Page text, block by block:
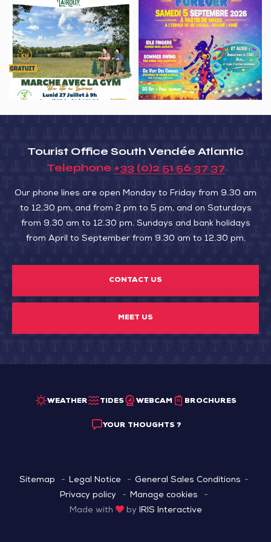
Un
été
à
Lairoux
–
Marche
Soirée,
Magnilais
Forever
Tourist Office South Vendée Atlantic
Telephone +33 (0)2 51 56 37 37
Our phone lines are open Monday to Friday from 9.30 am
to 12.30 pm, and from 2 pm to 5 pm, and on Saturdays
from 9.30 am to 12.30 pm. Sundays and bank holidays
from April to September from 9.30 am to 12.30 pm.
CONTACT US
MEET US
WEATHER TIDES WEBCAM BROCHURES
YOUR THOUGHTS ?
Sitemap Legal Notice
General Sales Conditions
Privacy policy
Manage cookies
Made with
by IRIS Interactive